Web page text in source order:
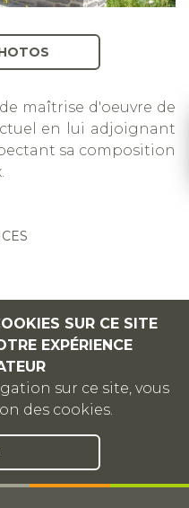
maîtrise d'oeuvre de
en lui adjoignant
sa composition
SUR CE SITE
EXPÉRIENCE
sur ce site, vous
des cookies.